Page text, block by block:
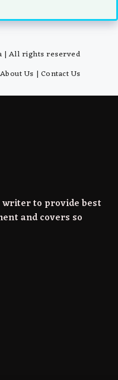
| All rights reserved
About Us | Contact Us
to provide best
and covers so